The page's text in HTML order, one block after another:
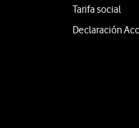
Tarifa social
Declaración